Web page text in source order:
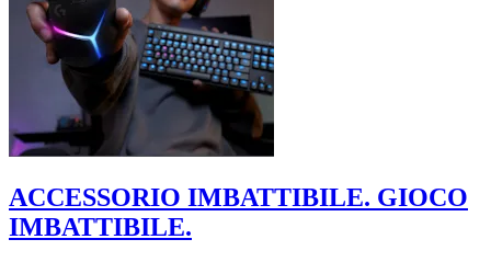
ACCESSORIO IMBATTIBILE. GIOCO
IMBATTIBILE.